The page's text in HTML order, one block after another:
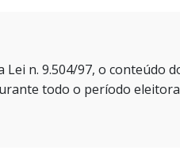
Lei n. 9.504/97, o conteúdo
todo o período